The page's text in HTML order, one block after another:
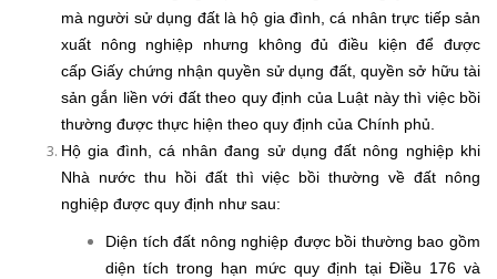
mà người sử dụng đất là hộ gia đình, cá nhân trực tiếp sản
xuất nông nghiệp nhưng không đủ điều kiện để được
cấp Giấy chứng nhận quyền sử dụng đất, quyền sở hữu tài
sản gắn liền với đất theo quy định của Luật này thì việc bồi
thường được thực hiện theo quy định của Chính phủ.
Hộ gia đình, cá nhân đang sử dụng đất nông nghiệp khi
Nhà nước thu hồi đất thì việc bồi thường về đất nông
nghiệp được quy định như sau:
Diện tích đất nông nghiệp được bồi thường bao gồm
diện tích trong hạn mức quy định tại Điều 176 và